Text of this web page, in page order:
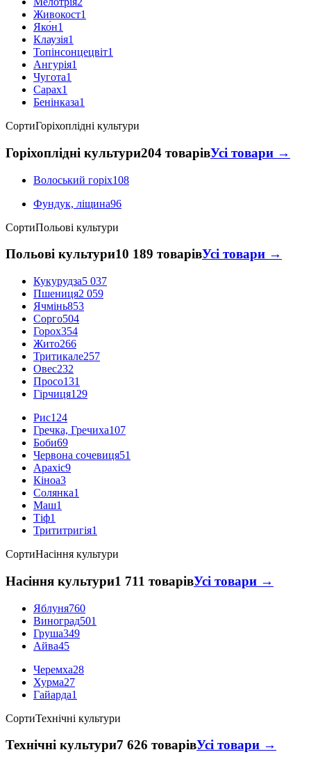
Живокост1
Яко́н1
Клаузія1
Топінсонцецвіт1
Ангурія1
Чугота1
Сарах1
Бенінказа1
СортиГоріхоплідні культури
Горіхоплідні культури204 товарівУсі товари →
Волоський горіх108
Фундук, ліщина96
СортиПольові культури
Польові культури10 189 товарівУсі товари →
Кукурудза5 037
Пшениця2 059
Ячмінь853
Сорго504
Горох354
Жито266
Тритикале257
Овес232
Просо131
Гірчиця129
Рис124
Гречка, Гречиха107
Боби69
Червона сочевиця51
Арахіс9
Кіноа3
Солянка1
Маш1
Тіф1
Трититригія1
СортиНасіння культури
Насіння культури1 711 товарівУсі товари →
Яблуня760
Виноград501
Груша349
Айва45
Черемха28
Хурма27
Гайарда1
СортиТехнічні культури
Технічні культури7 626 товарівУсі товари →